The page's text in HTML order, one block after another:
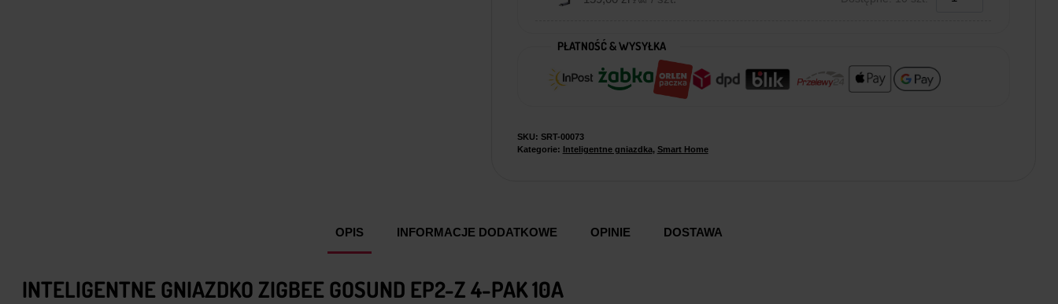
PŁATNOŚĆ & WYSYŁKA
SKU: SRT-00073
Kategorie: Inteligentne gniazdka, Smart Home
OPIS INFORMACJE DODATKOWE OPINIE DOSTAWA
INTELIGENTNE GNIAZDKO ZIGBEE GOSUND EP2-Z 4-PAK 10A